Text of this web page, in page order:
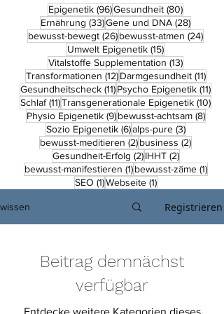
Epigenetik (96)96 Beiträge
Gesundheit (80)80
Ernährung (33)33 Beiträge
Gene und DNA (28)28
bewusst-bewegt (26)26 Beiträge
bewusst-atmen (24)24
Umwelt Epigenetik (15)15 Beiträge
Vitalstoffe Supplementation (13)13 Beiträge
Transformationen (12)12 Beiträge
Darmgesundheit (11)11
Gesundheitscheck (11)11 Beiträge
Psycho Epigenetik (11)11
Schlaf (11)11 Beiträge
Transgenerationale Epigenetik (10)10
Physio Epigenetik (9)9 Beiträge
bewusst-achtsam (8)8
Sozio Epigenetik (6)6 Beiträge
alps-pure (3)3 Beiträge
bewusst-meditieren (2)2 Beiträge
business (2)2
Gesundheit-Erfolg (2)2 Beiträge
IHHT (2)2 Beiträge
bewusst-manifestieren (1)1 Beitrag
bewusst-zäme (1)1
SEO (1)1 Beitrag
Webseite (1)1 Beitrag
wissen Registrieren
Beitrag demnächst
verfügbar
Entdecke weitere Kategorien dieses